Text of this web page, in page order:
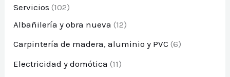
Servicios (102)
Albañilería y obra nueva (12)
Carpintería de madera, aluminio y PVC (6)
Electricidad y domótica (11)